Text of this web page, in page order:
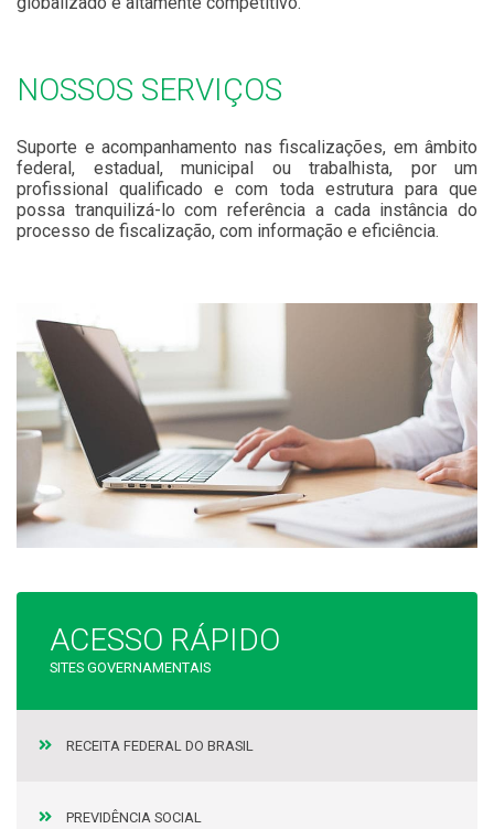
NOSSOS SERVIÇOS
Suporte e acompanhamento nas fiscalizações, em âmbito
federal, estadual, municipal ou trabalhista, por um
profissional qualificado e com toda estrutura para que
possa tranquilizá-lo com referência a cada instância do
processo de fiscalização, com informação e eficiência.
ACESSO RÁPIDO
SITES GOVERNAMENTAIS
RECEITA FEDERAL DO BRASIL
PREVIDÊNCIA SOCIAL